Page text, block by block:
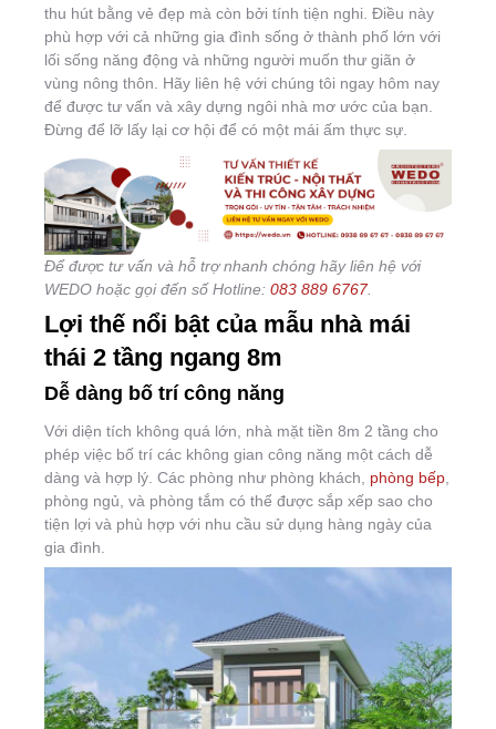
thu hút bằng vẻ đẹp mà còn bởi tính tiện nghi. Điều này
phù hợp với cả những gia đình sống ở thành phố lớn với
lối sống năng động và những người muốn thư giãn ở
vùng nông thôn. Hãy liên hệ với chúng tôi ngay hôm nay
để được tư vấn và xây dựng ngôi nhà mơ ước của bạn.
Đừng để lỡ lấy lại cơ hội để có một mái ấm thực sự.
Để được tư vấn và hỗ trợ nhanh chóng hãy liên hệ với
WEDO hoặc gọi đến số Hotline: 083 889 6767.
Lợi thế nổi bật của mẫu nhà mái
thái 2 tầng ngang 8m
Dễ dàng bố trí công năng
Với diện tích không quá lớn, nhà mặt tiền 8m 2 tầng cho
phép việc bố trí các không gian công năng một cách dễ
dàng và hợp lý. Các phòng như phòng khách, phòng bếp
phòng ngủ, và phòng tắm có thể được sắp xếp sao cho
tiện lợi và phù hợp với nhu cầu sử dụng hàng ngày của
gia đình.